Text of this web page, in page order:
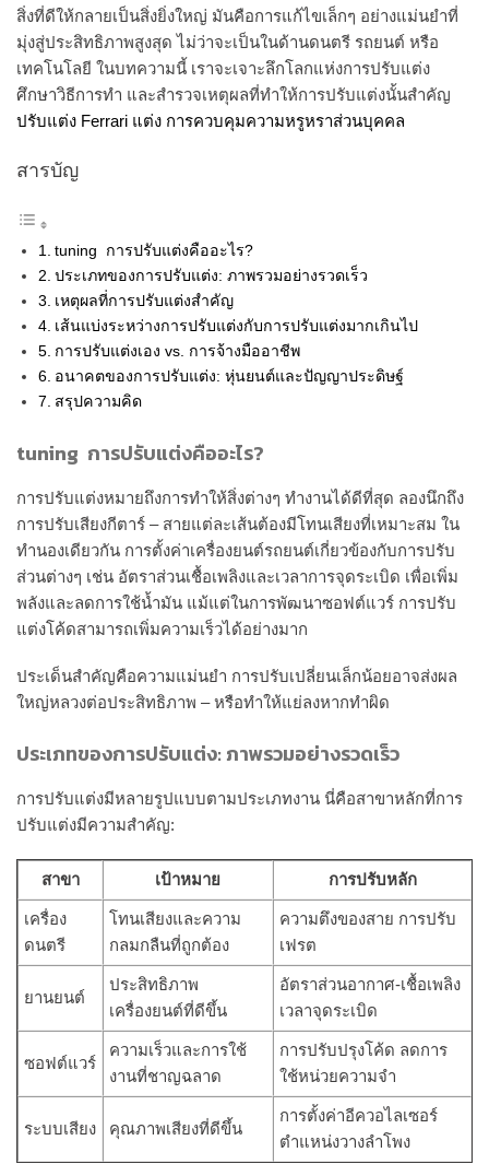
สิ่งที่ดีให้กลายเป็นสิ่งยิ่งใหญ่ มันคือการแก้ไขเล็กๆ อย่างแม่นยำที่
มุ่งสู่ประสิทธิภาพสูงสุด ไม่ว่าจะเป็นในด้านดนตรี รถยนต์ หรือ
เทคโนโลยี ในบทความนี้ เราจะเจาะลึกโลกแห่งการปรับแต่ง
ศึกษาวิธีการทำ และสำรวจเหตุผลที่ทำให้การปรับแต่งนั้นสำคัญ
ปรับแต่ง Ferrari แต่ง การควบคุมความหรูหราส่วนบุคคล
สารบัญ
tuning การปรับแต่งคืออะไร?
ประเภทของการปรับแต่ง: ภาพรวมอย่างรวดเร็ว
เหตุผลที่การปรับแต่งสำคัญ
เส้นแบ่งระหว่างการปรับแต่งกับการปรับแต่งมากเกินไป
การปรับแต่งเอง vs. การจ้างมืออาชีพ
อนาคตของการปรับแต่ง: หุ่นยนต์และปัญญาประดิษฐ์
สรุปความคิด
tuning การปรับแต่งคืออะไร?
การปรับแต่งหมายถึงการทำให้สิ่งต่างๆ ทำงานได้ดีที่สุด ลองนึกถึง
การปรับเสียงกีตาร์ – สายแต่ละเส้นต้องมีโทนเสียงที่เหมาะสม ใน
ทำนองเดียวกัน การตั้งค่าเครื่องยนต์รถยนต์เกี่ยวข้องกับการปรับ
ส่วนต่างๆ เช่น อัตราส่วนเชื้อเพลิงและเวลาการจุดระเบิด เพื่อเพิ่ม
พลังและลดการใช้น้ำมัน แม้แต่ในการพัฒนาซอฟต์แวร์ การปรับ
แต่งโค้ดสามารถเพิ่มความเร็วได้อย่างมาก
ประเด็นสำคัญคือความแม่นยำ การปรับเปลี่ยนเล็กน้อยอาจส่งผล
ใหญ่หลวงต่อประสิทธิภาพ – หรือทำให้แย่ลงหากทำผิด
ประเภทของการปรับแต่ง: ภาพรวมอย่างรวดเร็ว
การปรับแต่งมีหลายรูปแบบตามประเภทงาน นี่คือสาขาหลักที่การ
ปรับแต่งมีความสำคัญ:
สาขา เป้าหมาย การปรับหลัก
เครื่อง
ดนตรี
โทนเสียงและความ
กลมกลืนที่ถูกต้อง
ความตึงของสาย การปรับ
เฟรต
ยานยนต์
ประสิทธิภาพ
เครื่องยนต์ที่ดีขึ้น
อัตราส่วนอากาศ-เชื้อเพลิง
เวลาจุดระเบิด
ซอฟต์แวร์
ความเร็วและการใช้
งานที่ชาญฉลาด
การปรับปรุงโค้ด ลดการ
ใช้หน่วยความจำ
ระบบเสียง คุณภาพเสียงที่ดีขึ้น
การตั้งค่าอีควอไลเซอร์
ตำแหน่งวางลำโพง